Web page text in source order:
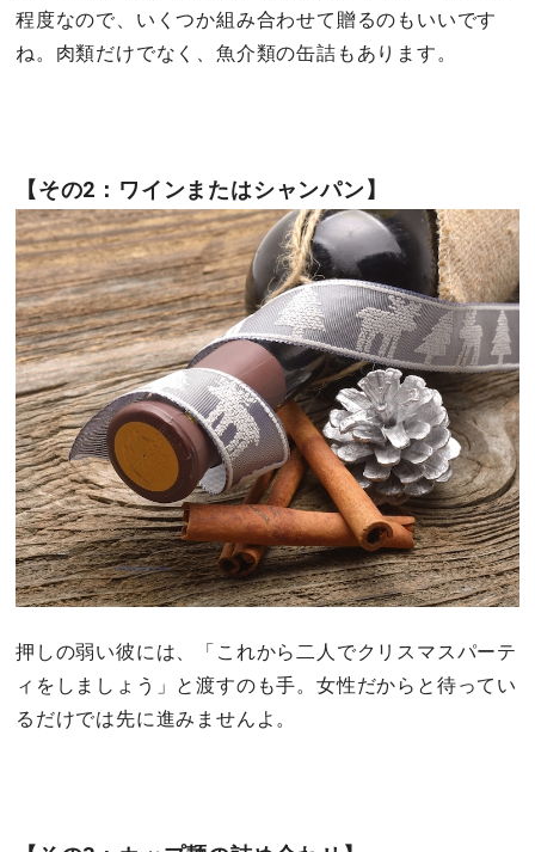
程度なので、いくつか組み合わせて贈るのもいいです
ね。肉類だけでなく、魚介類の缶詰もあります。
【その2：ワインまたはシャンパン】
押しの弱い彼には、「これから二人でクリスマスパーテ
ィをしましょう」と渡すのも手。女性だからと待ってい
るだけでは先に進みませんよ。